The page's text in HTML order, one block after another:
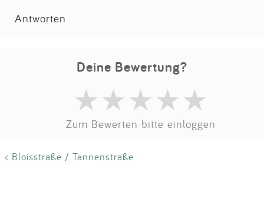
Antworten
Deine Bewertung?
Zum Bewerten bitte einloggen
< Bloisstraße / Tannenstraße